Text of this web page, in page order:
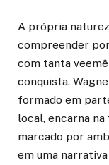
A própria
compreender
com tanta
conquista.
formado em
local, encarna
marcado por
em uma